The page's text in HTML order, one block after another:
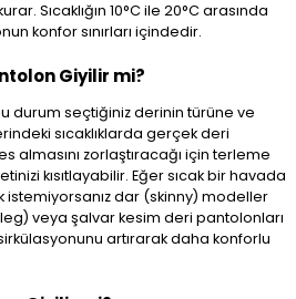
Sıcaklığın 10°C ile 20°C arasında
konfor sınırları içindedir.
Giyilir mi?
durum seçtiğiniz derinin türüne ve
sıcaklıklarda gerçek deri
almasını zorlaştıracağı için terleme
kısıtlayabilir. Eğer sıcak bir havada
istemiyorsanız dar (skinny) modeller
veya şalvar kesim deri pantolonları
artırarak daha konforlu